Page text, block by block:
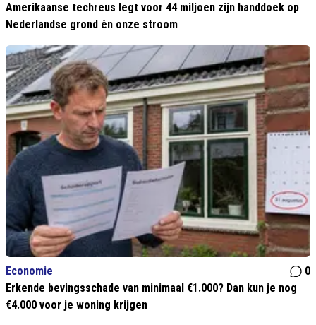
Amerikaanse techreus legt voor 44 miljoen zijn handdoek op
Nederlandse grond én onze stroom
Economie
0
Erkende bevingsschade van minimaal €1.000? Dan kun je nog
€4.000 voor je woning krijgen